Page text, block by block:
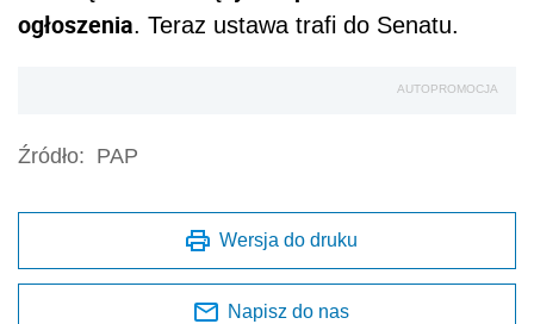
ogłoszenia. Teraz ustawa trafi do Senatu.
AUTOPROMOCJA
Źródło: PAP
Wersja do druku
Napisz do nas